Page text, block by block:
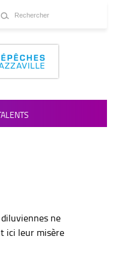
ne
ici leur misère